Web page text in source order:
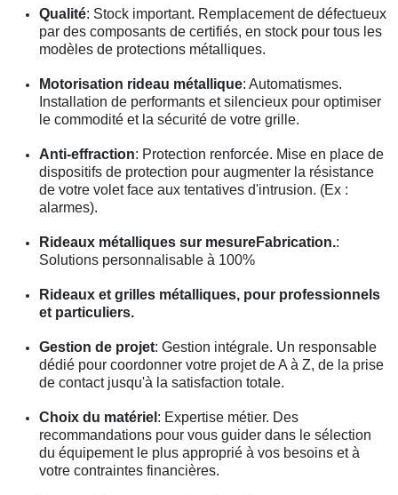
Qualité: Stock important. Remplacement de défectueux
par des composants de certifiés, en stock pour tous les
modèles de protections métalliques.
Motorisation rideau métallique: Automatismes.
Installation de performants et silencieux pour optimiser
le commodité et la sécurité de votre grille.
Anti-effraction: Protection renforcée. Mise en place de
dispositifs de protection pour augmenter la résistance
de votre volet face aux tentatives d'intrusion. (Ex :
alarmes).
Rideaux métalliques sur mesureFabrication.:
Solutions personnalisable à 100%
Rideaux et grilles métalliques, pour professionnels
et particuliers.
Gestion de projet: Gestion intégrale. Un responsable
dédié pour coordonner votre projet de A à Z, de la prise
de contact jusqu'à la satisfaction totale.
Choix du matériel : Expertise métier. Des
recommandations pour vous guider dans le sélection
du équipement le plus approprié à vos besoins et à
votre contraintes financières.